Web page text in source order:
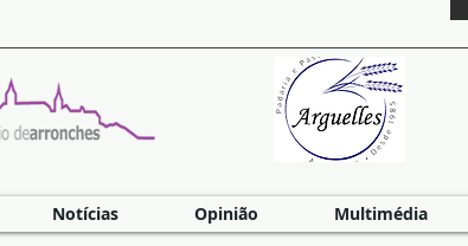
Notícias Opinião Multimédia